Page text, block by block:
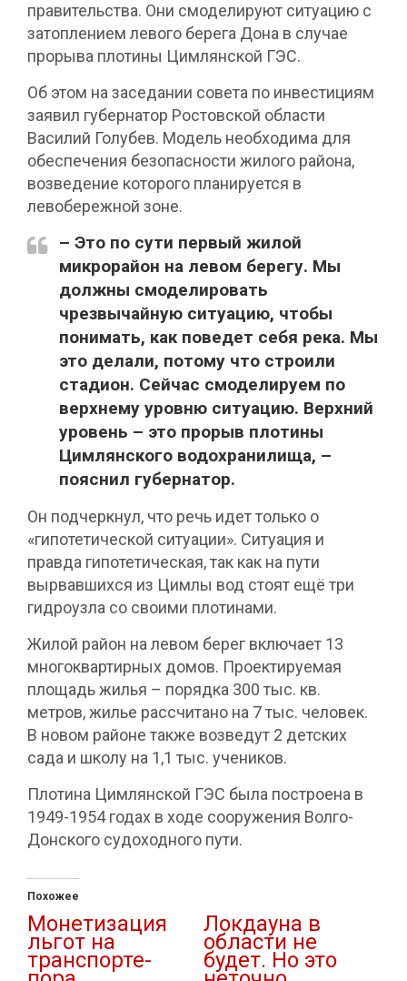
правительства. Они смоделируют ситуацию с
затоплением левого берега Дона в случае
прорыва плотины Цимлянской ГЭС.
Об этом на заседании совета по инвестициям
заявил губернатор Ростовской области
Василий Голубев. Модель необходима для
обеспечения безопасности жилого района,
возведение которого планируется в
левобережной зоне.
– Это по сути первый жилой
микрорайон на левом берегу. Мы
должны смоделировать
чрезвычайную ситуацию, чтобы
понимать, как поведет себя река. Мы
это делали, потому что строили
стадион. Сейчас смоделируем по
верхнему уровню ситуацию. Верхний
уровень – это прорыв плотины
Цимлянского водохранилища, –
пояснил губернатор.
Он подчеркнул, что речь идет только о
«гипотетической ситуации». Ситуация и
правда гипотетическая, так как на пути
вырвавшихся из Цимлы вод стоят ещё три
гидроузла со своими плотинами.
Жилой район на левом берег включает 13
многоквартирных домов. Проектируемая
площадь жилья – порядка 300 тыс. кв.
метров, жилье рассчитано на 7 тыс. человек.
В новом районе также возведут 2 детских
сада и школу на 1,1 тыс. учеников.
Плотина Цимлянской ГЭС была построена в
1949-1954 годах в ходе сооружения Волго-
Донского судоходного пути.
Похожее
Монетизация
льгот на
транспорте-
Локдауна в
области не
будет. Но это